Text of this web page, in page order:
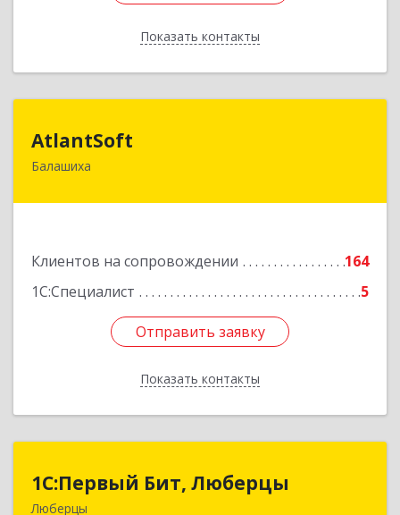
Показать контакты
Назад
AtlantSoft
Балашиха
Клиентов на сопровождении
164
1С:Специалист
5
Отправить заявку
Показать контакты
143900, Московская обл, Балашиха г, Звездная
Отправить заявку
Назад
1С:Первый Бит, Люберцы
Люберцы
1С:Первый Бит, Люберцы